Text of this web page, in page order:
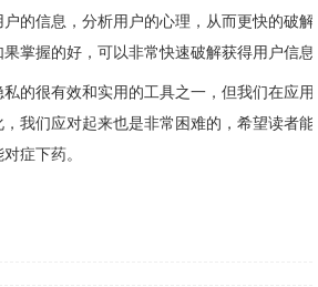
的信息，分析用户的心理，从而更快的破
掌握的好，可以非常快速破解获得用户信息
私的很有效和实用的工具之一，但我们在应
我们应对起来也是非常困难的，希望读者
症下药。